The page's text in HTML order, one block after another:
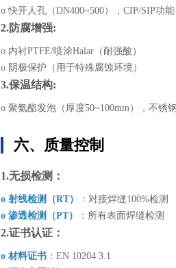
o 快开人孔（DN400~500），CIP/SIP功能
2.防腐增强:
o 内衬PTFE/喷涂Halar（耐强酸）
o 阴极保护（用于特殊腐蚀环境）
3.保温结构:
o 聚氨酯发泡（厚度50~100mm），不锈
六、质量控制
1.无损检测：
o 射线检测（RT）
：对接焊缝100%检测
o 渗透检测（PT）
：所有表面焊缝检测
2.证书认证：
o 材料证书：EN 10204 3.1